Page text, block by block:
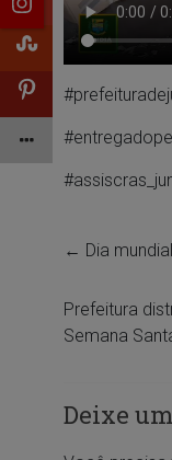
← Dia
Prefeitura
Semana
Deixe